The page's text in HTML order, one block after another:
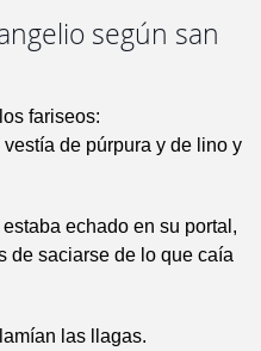
según san
fariseos:
de púrpura y de lino y
echado en su portal,
de saciarse de lo que caía
las llagas.